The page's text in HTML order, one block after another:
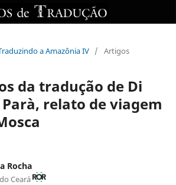
a Amazônia IV / Artigos
da tradução de Di
relato de viagem
Rocha
Ceará